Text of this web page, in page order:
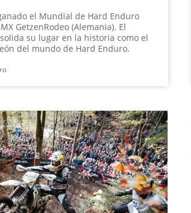
el Mundial de Hard Enduro
GetzenRodeo (Alemania). El
su lugar en la historia como el
del mundo de Hard Enduro.